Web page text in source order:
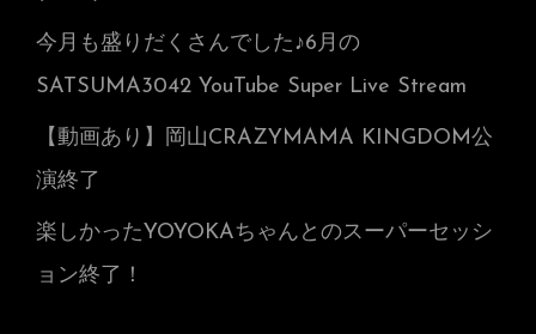
今月も盛りだくさんでした♪6月の
SATSUMA3042 YouTube Super Live Stream
【動画あり】岡山CRAZYMAMA KINGDOM公
演終了
楽しかったYOYOKAちゃんとのスーパーセッシ
ョン終了！